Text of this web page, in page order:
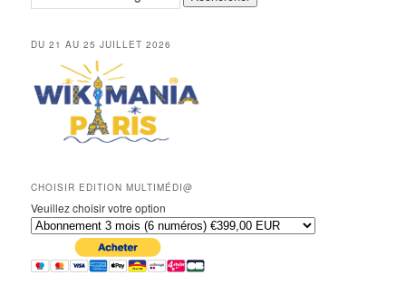
DU 21 AU 25 JUILLET 2026
CHOISIR EDITION MULTIMÉDI@
Veuillez choisir votre option